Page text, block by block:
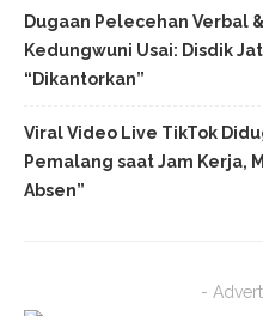
Dugaan Pelecehan Verbal
Kedungwuni Usai: Disdik
“Dikantorkan”
Viral Video Live TikTok
Pemalang saat Jam Kerja,
Absen”
-